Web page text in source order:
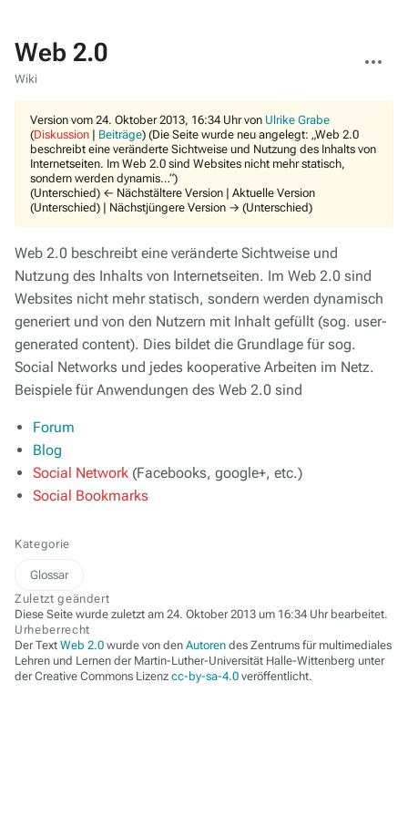
Web 2.0
Wiki
Aktionen
Version vom 24. Oktober 2013, 16:34 Uhr von Ulrike Grabe
(Diskussion | Beiträge) (Die Seite wurde neu angelegt: „Web 2.0
beschreibt eine veränderte Sichtweise und Nutzung des Inhalts von
Internetseiten. Im Web 2.0 sind Websites nicht mehr statisch,
sondern werden dynamis…“)
(Unterschied) ← Nächstältere Version | Aktuelle Version
(Unterschied) | Nächstjüngere Version → (Unterschied)
Web 2.0 beschreibt eine veränderte Sichtweise und
Nutzung des Inhalts von Internetseiten. Im Web 2.0 sind
Websites nicht mehr statisch, sondern werden dynamisch
generiert und von den Nutzern mit Inhalt gefüllt (sog. user-
generated content). Dies bildet die Grundlage für sog.
Social Networks und jedes kooperative Arbeiten im Netz.
Beispiele für Anwendungen des Web 2.0 sind
Forum
Blog
Social Network (Facebooks, google+, etc.)
Social Bookmarks
Kategorie
Glossar
Zuletzt geändert
Diese Seite wurde zuletzt am 24. Oktober 2013 um 16:34 Uhr bearbeitet.
Urheberrecht
Der Text Web 2.0 wurde von den Autoren des Zentrums für multimediales
Lehren und Lernen der Martin-Luther-Universität Halle-Wittenberg unter
der Creative Commons Lizenz cc-by-sa-4.0 veröffentlicht.